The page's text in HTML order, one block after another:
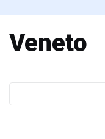
Veneto